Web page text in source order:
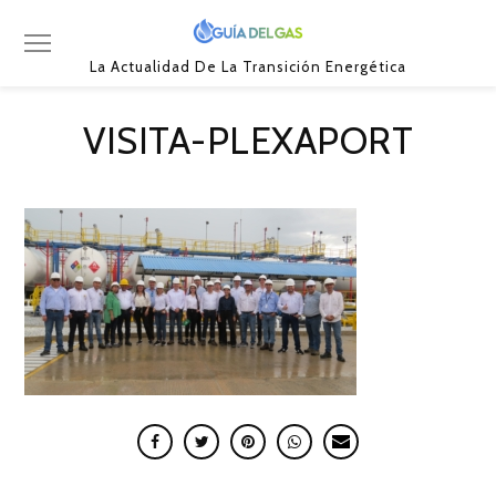
La Actualidad De La Transición Energética
VISITA-PLEXAPORT